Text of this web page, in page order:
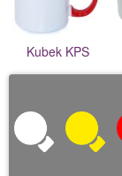
Kubek KPS